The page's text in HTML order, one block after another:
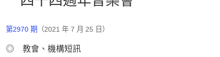
第2970 期 （2021 年 7 月 25 日）
◎ 教會、機構短訊